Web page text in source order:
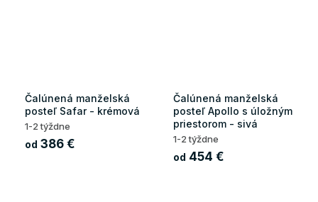
Čalúnená manželská
posteľ Safar - krémová
1-2 týždne
od 386 €
Čalúnená manželská
posteľ Apollo s úložným
priestorom - sivá
1-2 týždne
od 454 €